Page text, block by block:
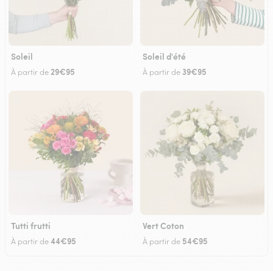
Soleil
À partir de29€95
Soleil d'été
À partir de 39€95
Tutti frutti
À partir de44€95
Vert Coton
À partir de 54€95